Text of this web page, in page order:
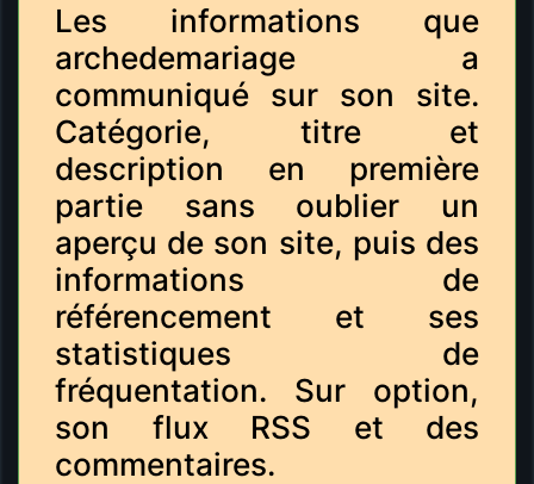
Les informations que
archedemariage a
communiqué sur son site.
Catégorie, titre et
description en première
partie sans oublier un
aperçu de son site, puis des
informations de
référencement et ses
statistiques de
fréquentation. Sur option,
son flux RSS et des
commentaires.